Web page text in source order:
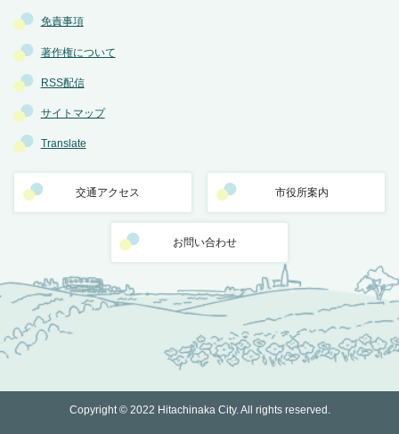
免責事項
著作権について
RSS配信
サイトマップ
Translate
交通アクセス 市役所案内
お問い合わせ
Copyright © 2022 Hitachinaka City. All rights reserved.